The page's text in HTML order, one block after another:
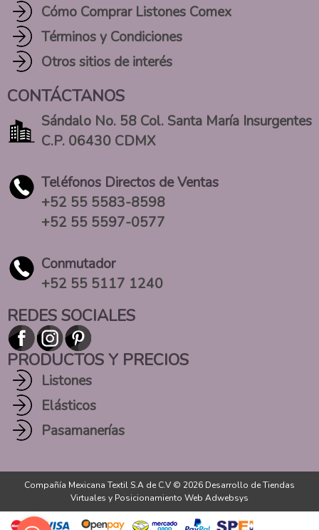
Cómo Comprar Listones Comex
Términos y Condiciones
Otros sitios de interés
CONTÁCTANOS
Sándalo No. 58 Col. Santa María Insurgentes
C.P. 06430 CDMX
Teléfonos Directos de Ventas
+52 55 5583-8598
+52 55 5597-0577
Conmutador
+52 55 5117 1240
REDES SOCIALES
PRODUCTOS Y PRECIOS
Listones
Elásticos
Pasamanerías
Compañía Mexicana Textil S.A de C.V © 2026 Desarrollo de Tiendas
Virtuales y Posicionamiento Web Adwebsys